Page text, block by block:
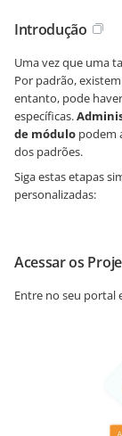
Introdução
Uma vez que uma
Por padrão,
entanto, pode
específicas.
de módulo podem
dos padrões.
Siga estas etapas
personalizadas:
Acessar os
Entre no seu portal